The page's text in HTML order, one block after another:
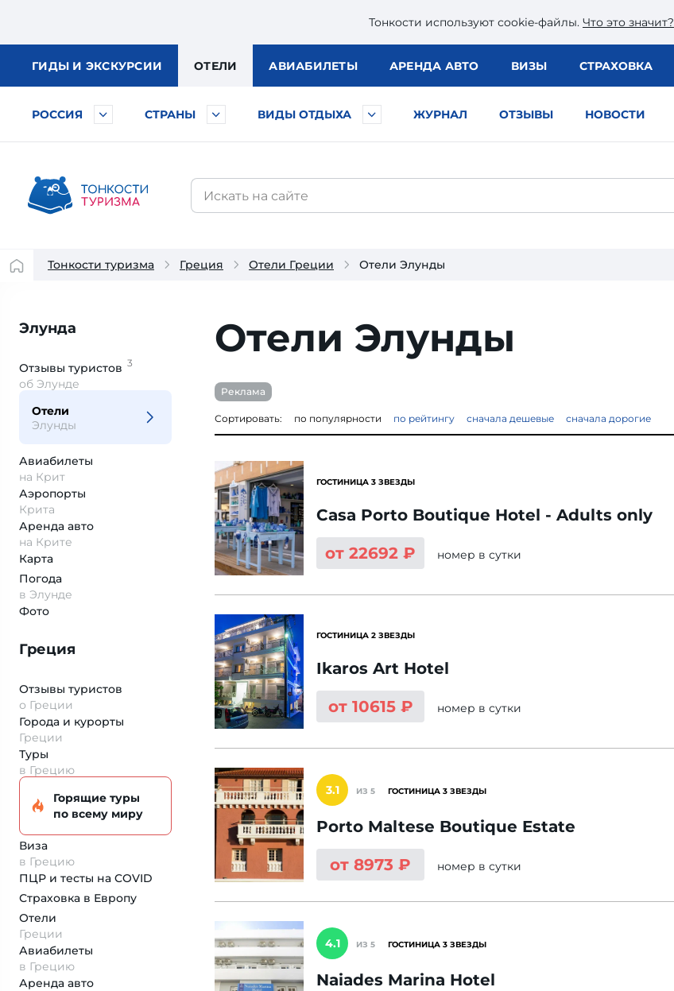
Тонкости используют сookie-файлы. Что это значит?
ГИДЫ И ЭКСКУРСИИ ОТЕЛИ АВИАБИЛЕТЫ АРЕНДА АВТО ВИЗЫ СТРАХОВКА
РОССИЯ СТРАНЫ ВИДЫ ОТДЫХА ЖУРНАЛ ОТЗЫВЫ НОВОСТИ
Тонкости туризма Греция Отели Греции Отели Элунды
Элунда
Отзывы туристов 3
об Элунде
Отели
Элунды
Авиабилеты
на Крит
Аэропорты
Крита
Аренда авто
на Крите
Карта
Погода
в Элунде
Фото
Греция
Отзывы туристов
о Греции
Города и курорты
Греции
Туры
в Грецию
Горящие туры
по всему миру
Виза
в Грецию
ПЦР и тесты на COVID
Страховка в Европу
Отели
Греции
Авиабилеты
в Грецию
Аренда авто
Отели Элунды
Реклама
Сортировать: по популярности по рейтингу сначала дешевые сначала дорогие
ГОСТИНИЦА 3 ЗВЕЗДЫ
Casa Porto Boutique Hotel - Adults only
от 22692 ₽
номер в сутки
ГОСТИНИЦА 2 ЗВЕЗДЫ
Ikaros Art Hotel
от 10615 ₽
номер в сутки
3.1 ИЗ 5 ГОСТИНИЦА 3 ЗВЕЗДЫ
Porto Maltese Boutique Estate
от 8973 ₽
номер в сутки
4.1 ИЗ 5 ГОСТИНИЦА 3 ЗВЕЗДЫ
Naiades Marina Hotel